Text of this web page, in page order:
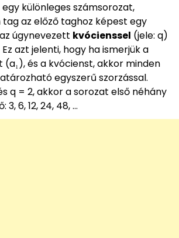
különleges számsorozat,
az előző taghoz képest egy
úgynevezett kvócienssel (jele: q)
azt jelenti, hogy ha ismerjük a
és a kvócienst, akkor minden
egyszerű szorzással.
q = 2, akkor a sorozat első néhány
6, 12, 24, 48, …